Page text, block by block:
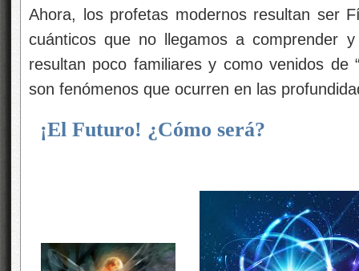
Ahora, los profetas modernos resultan ser
cuánticos que no llegamos a comprender
resultan poco familiares y como venidos de
son fenómenos que ocurren en las
¡El Futuro! ¿Cómo será?